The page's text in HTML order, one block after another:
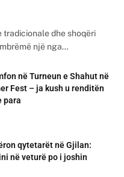
tradicionale dhe shoqëri
një nga…
në Turneun e Shahut në
Fest – ja kush u renditën
para
qytetarët në Gjilan:
në veturë po i joshin